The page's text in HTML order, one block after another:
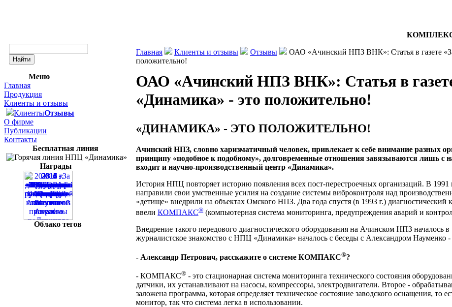
Меню
Главная
Продукция
Клиенты и отзывы
КлиентыОтзывы
О фирме
Публикации
Контакты
Бесплатная линия
Награды
Облако тегов
Главная Клиенты и отзывы Отзывы
ОАО «Ачинский НПЗ ВНК»: Статья в газете
положительно!
ОАО «Ачинский НПЗ ВНК»: Статья в газете
«Динамика» - это положительно!
«ДИНАМИКА» - ЭТО ПОЛОЖИТЕЛЬНО!
Ачинский НПЗ, словно харизматичный человек, привлекает к себе внимание разных
принципу «подобное к подобному», долговременные отношения завязываются лишь с
входит и научно-производственный центр «Динамика».
История НПЦ повторяет историю появления всех пост-перестроечных организаций. В
направили свои умственные усилия на создание системы виброконтроля над
«детище» внедрили на объектах Омского НПЗ. Два года спустя (в 1993 г.) диагностический
ввели КОМПАКС® (компьютерная система мониторинга, предупреждения аварий и
Внедрение такого передового диагностического оборудования на Ачинском НПЗ началось
журналистское знакомство с НПЦ «Динамика» началось с беседы с Александром Науменко
- Александр Петрович, расскажите о системе КОМПАКС®?
- КОМПАКС® - это стационарная система мониторинга технического состояния
датчики, их устанавливают на насосы, компрессоры, электродвигатели. Второе -
заложена программа, которая определяет техническое состояние заводского оснащения, то
монитор, так что система легка в использовании.